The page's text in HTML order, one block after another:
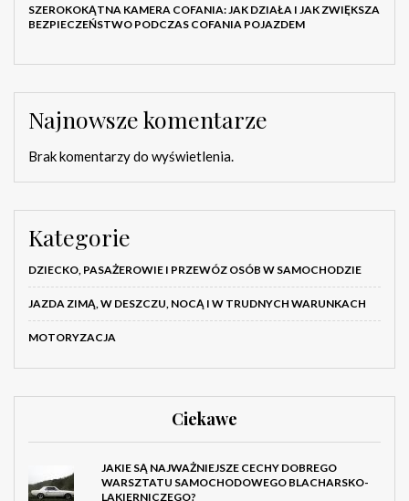
SZEROKOKĄTNA KAMERA COFANIA: JAK DZIAŁA I JAK ZWIĘKSZA
BEZPIECZEŃSTWO PODCZAS COFANIA POJAZDEM
Najnowsze komentarze
Brak komentarzy do wyświetlenia.
Kategorie
DZIECKO, PASAŻEROWIE I PRZEWÓZ OSÓB W SAMOCHODZIE
JAZDA ZIMĄ, W DESZCZU, NOCĄ I W TRUDNYCH WARUNKACH
MOTORYZACJA
Ciekawe
JAKIE SĄ NAJWAŻNIEJSZE CECHY DOBREGO
WARSZTATU SAMOCHODOWEGO BLACHARSKO-
LAKIERNICZEGO?